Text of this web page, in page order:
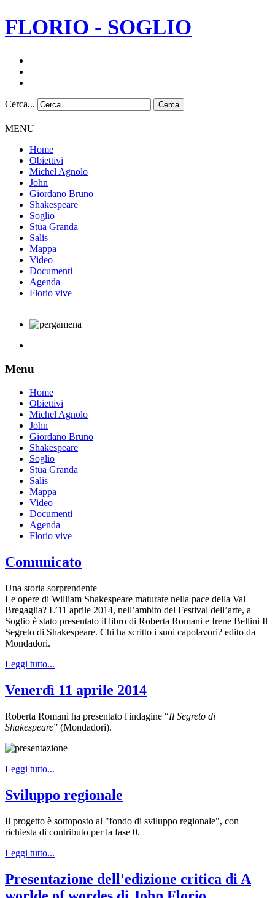
FLORIO - SOGLIO
Cerca... Cerca
MENU
Home
Obiettivi
Michel Agnolo
John
Giordano Bruno
Shakespeare
Soglio
Stüa Granda
Salis
Mappa
Video
Documenti
Agenda
Florio vive
Menu
Home
Obiettivi
Michel Agnolo
John
Giordano Bruno
Shakespeare
Soglio
Stüa Granda
Salis
Mappa
Video
Documenti
Agenda
Florio vive
Comunicato
Una storia sorprendente
Le opere di William Shakespeare maturate nella pace della Val
Bregaglia? L’11 aprile 2014, nell’ambito del Festival dell’arte, a
Soglio è stato presentato il libro di Roberta Romani e Irene Bellini Il
Segreto di Shakespeare. Chi ha scritto i suoi capolavori? edito da
Mondadori.
Leggi tutto...
Venerdì 11 aprile 2014
Roberta Romani ha presentato l'indagine “Il Segreto di
Shakespeare” (Mondadori).
Leggi tutto...
Sviluppo regionale
Il progetto è sottoposto al "fondo di sviluppo regionale", con
richiesta di contributo per la fase 0.
Leggi tutto...
Presentazione dell'edizione critica di A